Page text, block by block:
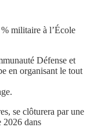
militaire à l’École
Défense et
en organisant le tout
se clôturera par une
2026 dans